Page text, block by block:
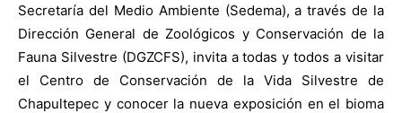
Secretaría del Medio Ambiente (Sedema), a través de la
Dirección General de Zoológicos y Conservación de la
Fauna Silvestre (DGZCFS), invita a todas y todos a visitar
el Centro de Conservación de la Vida Silvestre de
Chapultepec y conocer la nueva exposición en el bioma